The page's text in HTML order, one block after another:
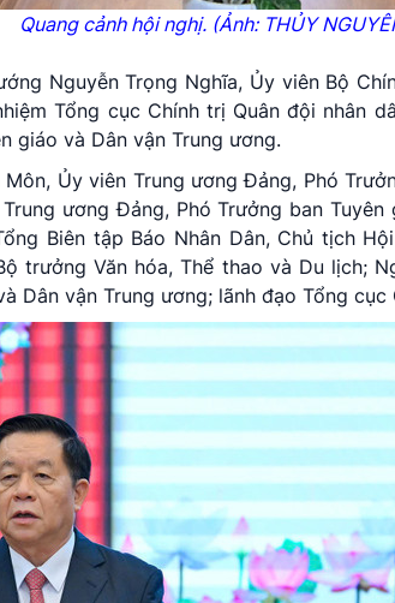
Quang cảnh hội nghị. (Ảnh: THỦY
Nguyễn Trọng Nghĩa, Ủy viên Bộ
Tổng cục Chính trị Quân đội nhân
giáo và Dân vận Trung ương.
Ủy viên Trung ương Đảng, Phó
ương Đảng, Phó Trưởng ban
Biên tập Báo Nhân Dân, Chủ tịch
trưởng Văn hóa, Thể thao và Du lịch;
Dân vận Trung ương; lãnh đạo Tổng